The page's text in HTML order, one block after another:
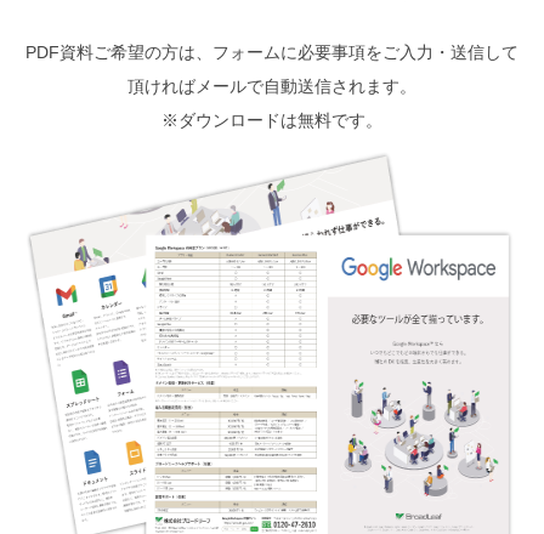
PDF資料ご希望の方は、フォームに必要事項をご入力・送信して
頂ければメールで自動送信されます。
※ダウンロードは無料です。